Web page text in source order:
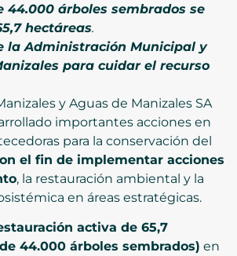
44.000 árboles sembrados se
hectáreas.
la Administración Municipal y
para cuidar el recurso
y Aguas de Manizales SA
importantes acciones en
para la conservación del
el fin de implementar acciones
, la restauración ambiental y la
en áreas estratégicas.
activa de 65,7
44.000 árboles sembrados) en